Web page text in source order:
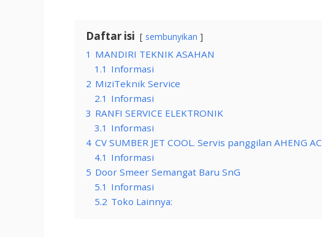
Daftar isi sembunyikan
1 MANDIRI TEKNIK ASAHAN
1.1 Informasi
2 MiziTeknik Service
2.1 Informasi
3 RANFI SERVICE ELEKTRONIK
3.1 Informasi
4 CV SUMBER JET COOL. Servis panggilan AHENG AC
4.1 Informasi
5 Door Smeer Semangat Baru SnG
5.1 Informasi
5.2 Toko Lainnya: